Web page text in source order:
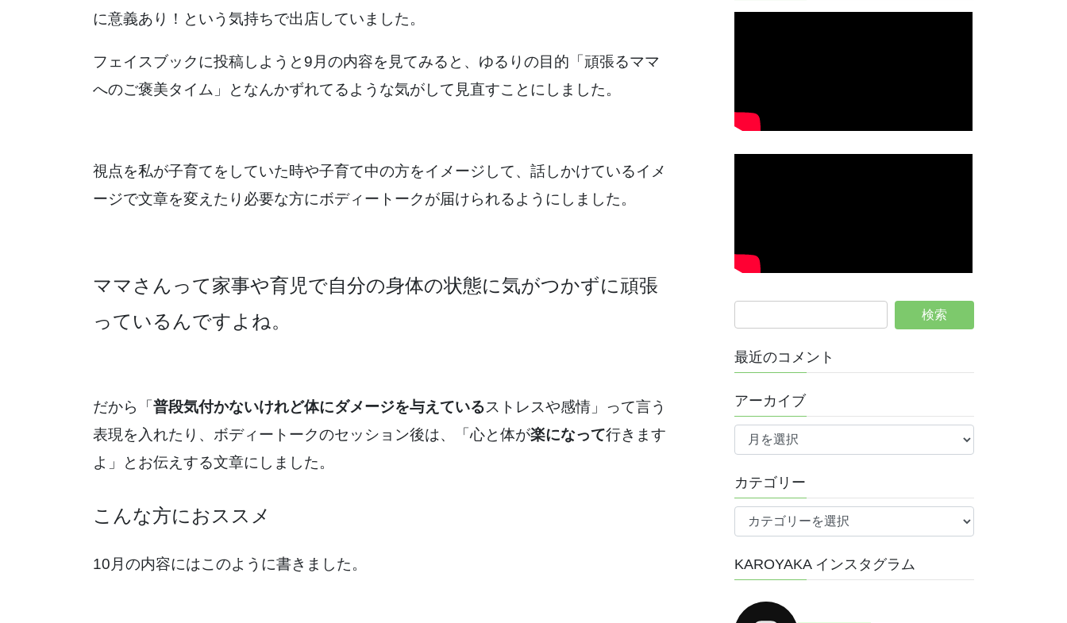
に意義あり！という気持ちで出店していました。
フェイスブックに投稿しようと9月の内容を見てみると、ゆるりの目的「頑張るママ
へのご褒美タイム」となんかずれてるような気がして見直すことにしました。
視点を私が子育てをしていた時や子育て中の方をイメージして、話しかけているイメ
ージで文章を変えたり必要な方にボディートークが届けられるようにしました。
ママさんって家事や育児で自分の身体の状態に気がつかずに頑張
っているんですよね。
だから「 普段気付かないけれど体にダメージを与えているストレスや感情」って言う
表現を入れたり、ボディートークのセッション後は、「心と体が楽になって行きます
よ」とお伝えする文章にしました。
こんな方におススメ
10月の内容にはこのように書きました。
最近のコメント
アーカイブ
ア
イ
ブ
カテゴリー
テ
リ
KAROYAKA インスタグラム